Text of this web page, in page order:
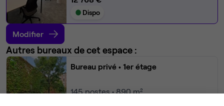
Dispo
Modifier
Autres bureaux de cet espace :
Bureau privé • 1er étage
145postes • 890 m²